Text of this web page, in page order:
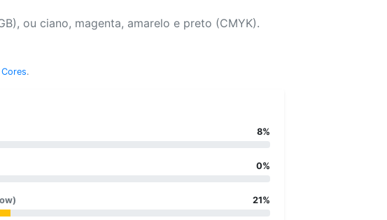
ou ciano, magenta, amarelo e preto (CMYK).
.
8%
0%
21%